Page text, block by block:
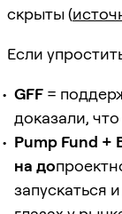
скрыты (
Если
GFF =
доказали,
Pump Fund +
на до
запускаться